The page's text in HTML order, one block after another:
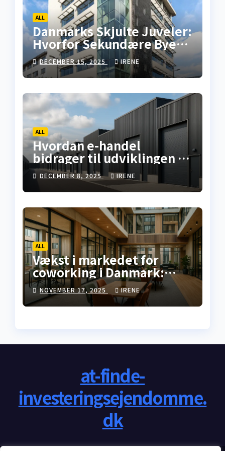
ALL
Danmarks Skjulte Juveler:
Hvorfor Sekundære Byer
Tilbyder Overlegne
Investeringsmuligheder i
Erhvervsejendomme
DECEMBER 15, 2025 IRENE
ALL
Hvordan e-handel
bidrager til udviklingen af
lagerfaciliteter i Danmark
DECEMBER 8, 2025 IRENE
ALL
Vækst i markedet for
coworking i Danmark:
analyse for 2026
NOVEMBER 17, 2025 IRENE
at-finde-
investeringsejendomme.
dk